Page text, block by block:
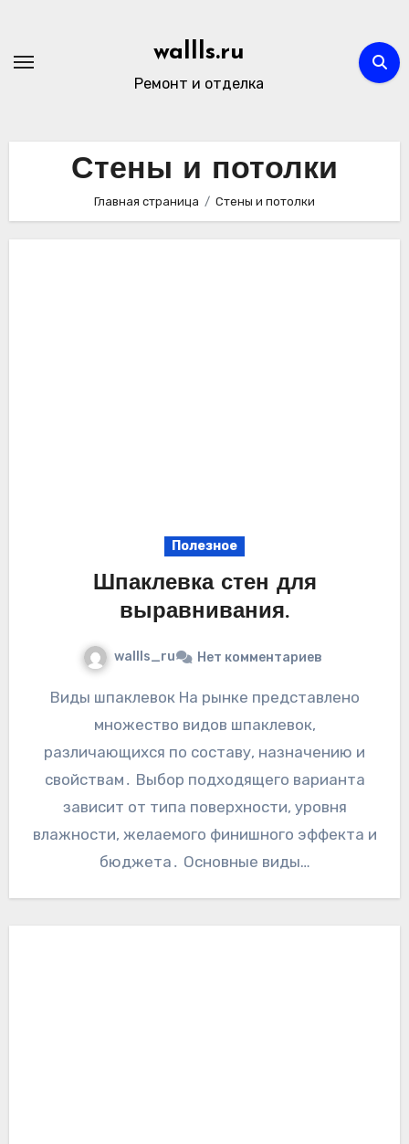
содержимому
wallls.ru
Ремонт и отделка
Стены и потолки
Главная страница Стены и потолки
Полезное
Шпаклевка стен для
выравнивания.
wallls_ru Нет комментариев
Виды шпаклевок На рынке представлено
множество видов шпаклевок‚
различающихся по составу‚ назначению и
свойствам․ Выбор подходящего варианта
зависит от типа поверхности‚ уровня
влажности‚ желаемого финишного эффекта и
бюджета․ Основные виды…